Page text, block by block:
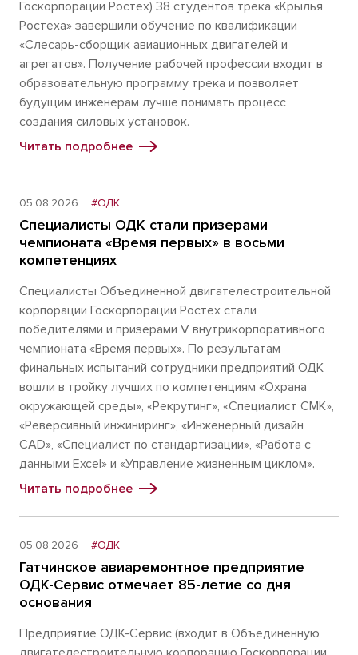
Госкорпорации Ростех) 38 студентов трека «Крылья
Ростеха» завершили обучение по квалификации
«Слесарь-сборщик авиационных двигателей и
агрегатов». Получение рабочей профессии входит в
образовательную программу трека и позволяет
будущим инженерам лучше понимать процесс
создания силовых установок.
Читать подробнее
05.08.2026 #ОДК
Специалисты ОДК стали призерами
чемпионата «Время первых» в восьми
компетенциях
Специалисты Объединенной двигателестроительной
корпорации Госкорпорации Ростех стали
победителями и призерами V внутрикорпоративного
чемпионата «Время первых». По результатам
финальных испытаний сотрудники предприятий ОДК
вошли в тройку лучших по компетенциям «Охрана
окружающей среды», «Рекрутинг», «Специалист СМК»,
«Реверсивный инжиниринг», «Инженерный дизайн
CAD», «Специалист по стандартизации», «Работа с
данными Excel» и «Управление жизненным циклом».
Читать подробнее
05.08.2026 #ОДК
Гатчинское авиаремонтное предприятие
ОДК-Сервис отмечает 85-летие со дня
основания
Предприятие ОДК-Сервис (входит в Объединенную